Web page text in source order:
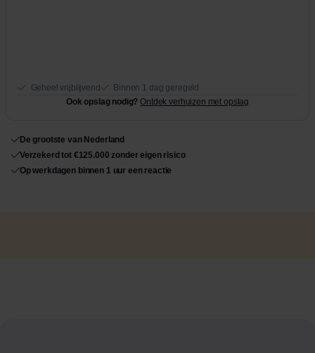
Geheel vrijblijvend
Binnen 1 dag geregeld
Ook opslag nodig? Ontdek verhuizen met opslag
De grootste van Nederland
Verzekerd tot €125.000 zonder eigen risico
Op werkdagen binnen 1 uur een reactie